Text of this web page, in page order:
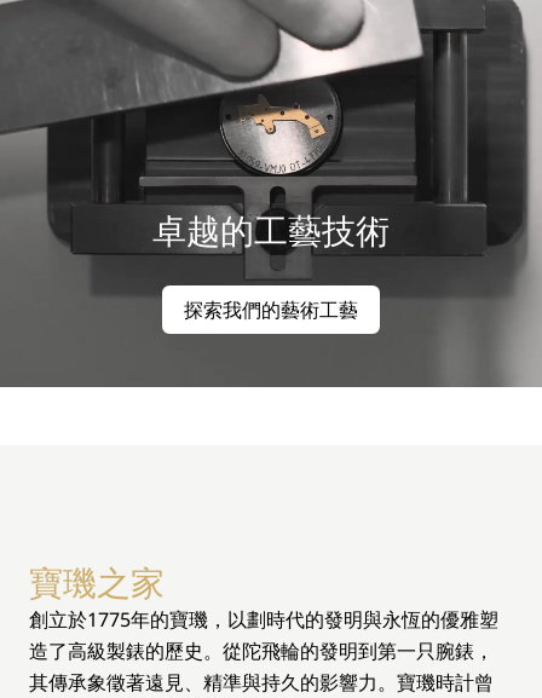
卓越的工藝技術
探索我們的藝術工藝
寶璣之家
創立於1775年的寶璣，以劃時代的發明與永恆的優雅塑
造了高級製錶的歷史。從陀飛輪的發明到第一只腕錶，
其傳承象徵著遠見、精準與持久的影響力。寶璣時計曾